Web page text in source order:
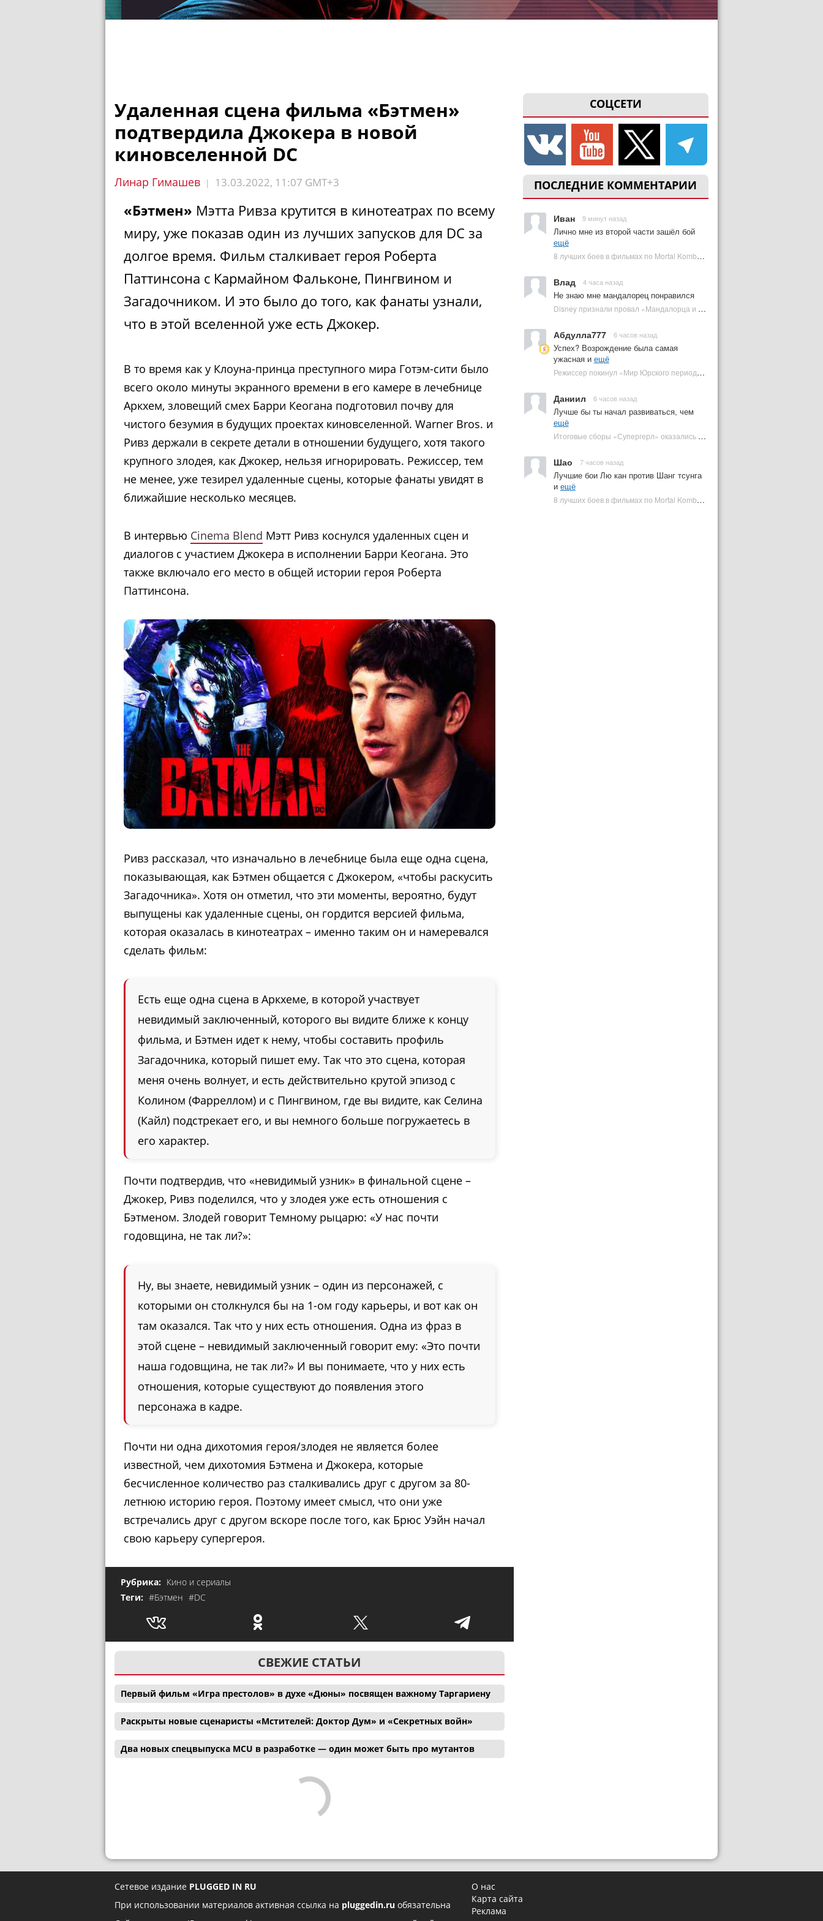
СОЦСЕТИ
ПОСЛЕДНИЕ КОММЕНТАРИИ
Иван 9 минут назад
Лично мне из второй части зашёл бой
ещё
8 лучших боев в фильмах по Mortal Kombat: от «Смертельной битвы» до «Мортал Комбат 2» | Plugged In Ru
Влад 4 часа назад
Не знаю мне мандалорец понравился
Disney признали провал «Мандалорца и Грогу» и еще одной новинки | Plugged In Ru
Абдулла777 6 часов назад
Успех? Возрождение была самая
ужасная и ещё
Режиссер покинул «Мир Юрского периода 5» | Plugged In Ru
Даниил 6 часов назад
Лучше бы ты начал развиваться, чем
ещё
Итоговые сборы «Супергерл» оказались худшими для DC за два десятилетия | Plugged In Ru
Шао 7 часов назад
Лучшие бои Лю кан против Шанг тсунга
и ещё
8 лучших боев в фильмах по Mortal Kombat: от «Смертельной битвы» до «Мортал Комбат 2» | Plugged In Ru
Удаленная сцена фильма «Бэтмен»
подтвердила Джокера в новой
киновселенной DC
Линар Гимашев | 13.03.2022, 11:07 GMT+3
«Бэтмен» Мэтта Ривза крутится в кинотеатрах по всему
миру, уже показав один из лучших запусков для DC за
долгое время. Фильм сталкивает героя Роберта
Паттинсона с Кармайном Фальконе, Пингвином и
Загадочником. И это было до того, как фанаты узнали,
что в этой вселенной уже есть Джокер.
В то время как у Клоуна-принца преступного мира Готэм-сити было
всего около минуты экранного времени в его камере в лечебнице
Аркхем, зловещий смех Барри Кеогана подготовил почву для
чистого безумия в будущих проектах киновселенной. Warner Bros. и
Ривз держали в секрете детали в отношении будущего, хотя такого
крупного злодея, как Джокер, нельзя игнорировать. Режиссер, тем
не менее, уже тезирел удаленные сцены, которые фанаты увидят в
ближайшие несколько месяцев.
В интервью Cinema Blend Мэтт Ривз коснулся удаленных сцен и
диалогов с участием Джокера в исполнении Барри Кеогана. Это
также включало его место в общей истории героя Роберта
Паттинсона.
Ривз рассказал, что изначально в лечебнице была еще одна сцена,
показывающая, как Бэтмен общается с Джокером, «чтобы раскусить
Загадочника». Хотя он отметил, что эти моменты, вероятно, будут
выпущены как удаленные сцены, он гордится версией фильма,
которая оказалась в кинотеатрах – именно таким он и намеревался
сделать фильм:
Есть еще одна сцена в Аркхеме, в которой участвует
невидимый заключенный, которого вы видите ближе к концу
фильма, и Бэтмен идет к нему, чтобы составить профиль
Загадочника, который пишет ему. Так что это сцена, которая
меня очень волнует, и есть действительно крутой эпизод с
Колином (Фарреллом) и с Пингвином, где вы видите, как Селина
(Кайл) подстрекает его, и вы немного больше погружаетесь в
его характер.
Почти подтвердив, что «невидимый узник» в финальной сцене –
Джокер, Ривз поделился, что у злодея уже есть отношения с
Бэтменом. Злодей говорит Темному рыцарю: «У нас почти
годовщина, не так ли?»:
Ну, вы знаете, невидимый узник – один из персонажей, с
которыми он столкнулся бы на 1-ом году карьеры, и вот как он
там оказался. Так что у них есть отношения. Одна из фраз в
этой сцене – невидимый заключенный говорит ему: «Это почти
наша годовщина, не так ли?» И вы понимаете, что у них есть
отношения, которые существуют до появления этого
персонажа в кадре.
Почти ни одна дихотомия героя/злодея не является более
известной, чем дихотомия Бэтмена и Джокера, которые
бесчисленное количество раз сталкивались друг с другом за 80-
летнюю историю героя. Поэтому имеет смысл, что они уже
встречались друг с другом вскоре после того, как Брюс Уэйн начал
свою карьеру супергероя.
Рубрика: Кино и сериалы
Теги: #Бэтмен #DC
СВЕЖИЕ СТАТЬИ
Первый фильм «Игра престолов» в духе «Дюны» посвящен важному Таргариену
Раскрыты новые сценаристы «Мстителей: Доктор Дум» и «Секретных войн»
Два новых спецвыпуска MCU в разработке — один может быть про мутантов
Сетевое издание PLUGGED IN RU
При использовании материалов активная ссылка на pluggedin.ru обязательна
О нас
Карта сайта
Реклама